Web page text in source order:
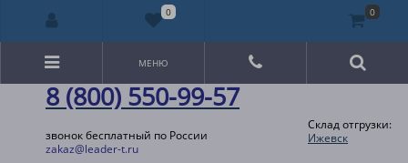
8 (800) 550-99-57
звонок бесплатный по России
zakaz@leader-t.ru
Склад отгрузки:
Ижевск
МЕНЮ
0 0